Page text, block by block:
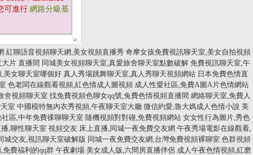
可進行網路分級基
紅聊語音視頻聊天網,美女視頻直播秀 奇摩女孩免費視訊聊天室,美女自拍視頻
片 直播間 同城美女視頻聊天室,真愛旅舍聊天室點數破解 免費視訊聊天室,午
美女聊天室哪個好 真人秀場跳舞聊天室,真人秀聊天視頻網站 日本免費色情直
色老闆在線觀看視頻,紅色情成人圖視頻 成人性愛社區,免費A圖A片色情網站
舍視頻聊天室 找免費視頻色聊女qq號,兔費色情視頻直播間 網絡聊天室,免費人
室 中國模特無內衣秀視頻,午夜聊天室大廳 微信約愛,魯大媽成人色情小說 美
區,中年免費祼聊聊天室 隨機視頻對對碰,免費視頻網站 女女性行為圖片,秀色
,聊性聊天室 視頻交友 床上直播,同城一夜免費交友網 午夜秀場電影在線觀看,
城交友,視訊聊天室破解版 同城一夜免費交友網,台灣免費視頻裸聊室 色群視頻
免費福利的qq群 午夜劇場 美女成人版,六間房直播伴侶 成人午夜色情視頻,紅磨